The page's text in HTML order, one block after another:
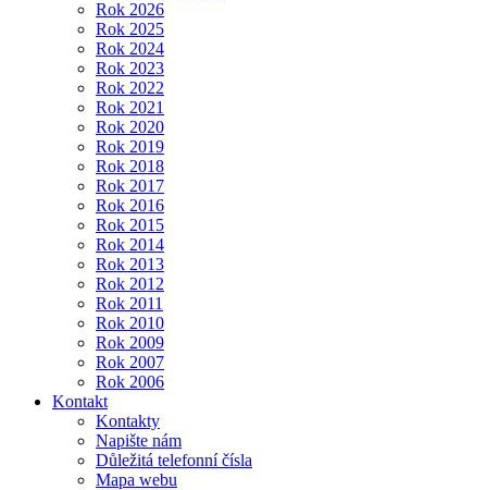
Rok 2026
Rok 2025
Rok 2024
Rok 2023
Rok 2022
Rok 2021
Rok 2020
Rok 2019
Rok 2018
Rok 2017
Rok 2016
Rok 2015
Rok 2014
Rok 2013
Rok 2012
Rok 2011
Rok 2010
Rok 2009
Rok 2007
Rok 2006
Kontakt
Kontakty
Napište nám
Důležitá telefonní čísla
Mapa webu